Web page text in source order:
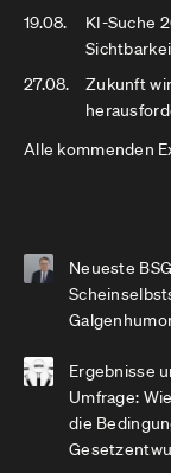
19.08.
KI-Suche
27.08.
Zukunft
Alle kommenden
Neueste
Ergebnisse
Umfrage:
die